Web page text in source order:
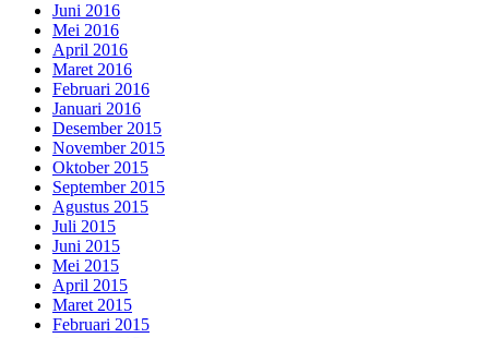
Juni 2016
Mei 2016
April 2016
Maret 2016
Februari 2016
Januari 2016
Desember 2015
November 2015
Oktober 2015
September 2015
Agustus 2015
Juli 2015
Juni 2015
Mei 2015
April 2015
Maret 2015
Februari 2015